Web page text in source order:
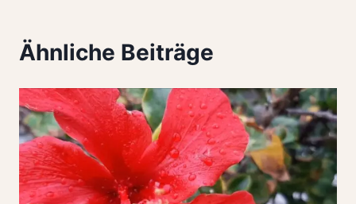
Ähnliche Beiträge